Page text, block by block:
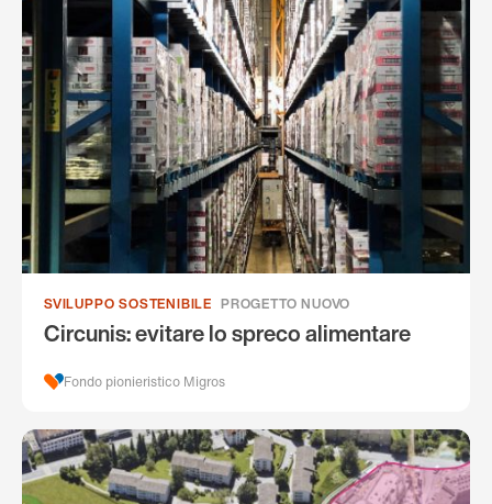
SVILUPPO SOSTENIBILE PROGETTO NUOVO
Circunis: evitare lo spreco alimentare
Fondo pionieristico Migros